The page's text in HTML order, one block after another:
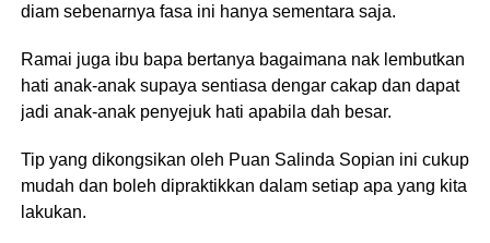
diam sebenarnya fasa ini hanya sementara saja.
Ramai juga ibu bapa bertanya bagaimana nak lembutkan
hati anak-anak supaya sentiasa dengar cakap dan dapat
jadi anak-anak penyejuk hati apabila dah besar.
Tip yang dikongsikan oleh Puan Salinda Sopian ini cukup
mudah dan boleh dipraktikkan dalam setiap apa yang kita
lakukan.